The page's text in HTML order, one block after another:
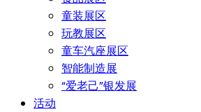
童装展区
玩教展区
童车汽座展区
智能制造展
“爱老己”银发展
活动